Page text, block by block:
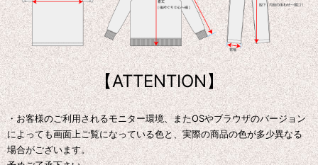
【ATTENTION】
・お客様のご利用されるモニター環境、またOSやブラウザのバージョン
によっても画面上ご覧になっている色と、実際の商品の色が多少異なる
場合がございます。